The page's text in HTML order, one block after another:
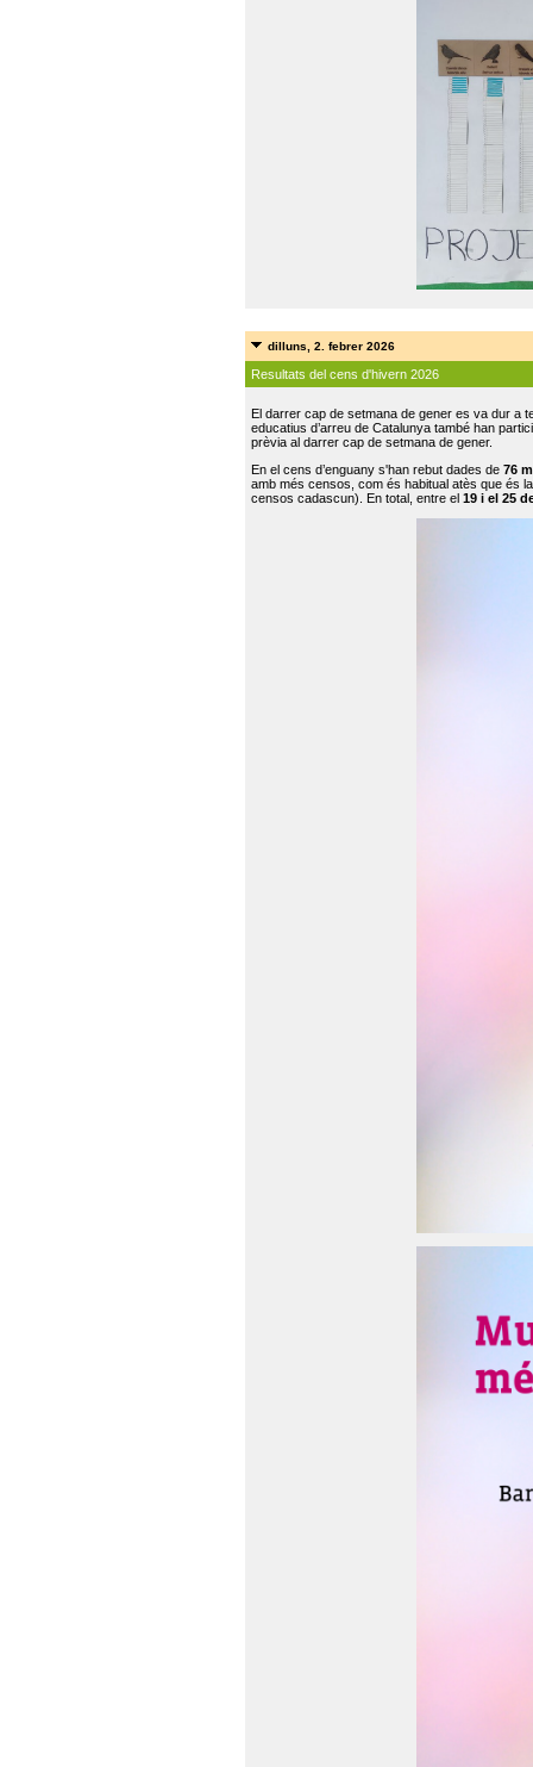
dilluns, 2. febrer 2026
Resultats del cens d'hivern 2026
El darrer cap de setmana de gener es va dur a
educatius d’arreu de Catalunya també han
prèvia al darrer cap de setmana de gener.
En el cens d’enguany s'han rebut dades de 76
amb més censos, com és habitual atès que és
censos cadascun). En total, entre el 19 i el 25